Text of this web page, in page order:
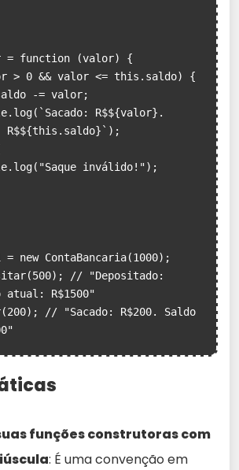
R$${this.saldo}`);
new ContaBancaria(1000);
// "Depositado:
atual: R$1500"
// "Sacado: R$200. Saldo
funções construtoras com
: É uma convenção em